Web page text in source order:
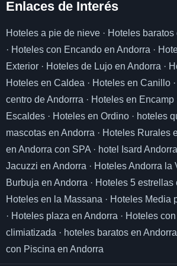
Enlaces de Interés
Hoteles a pie de nieve · Hoteles
· Hoteles con Encando en Andorra ·
Exterior · Hoteles de Lujo en Andorra ·
Hoteles en Caldea · Hoteles en Canillo ·
centro de Andorrra · Hoteles en Encamp
Escaldes · Hoteles en Ordino · hoteles
mascotas en Andorra · Hoteles Rurales
en Andorra con SPA · hotel Isard Andorra
Jacuzzi en Andorra · Hoteles Andorra la
Burbuja en Andorra · Hoteles 5 estrellas
Hoteles en la Massana · Hoteles Media
· Hoteles plaza en Andorra · Hoteles
climiatizada · hoteles baratos en
con Piscina en Andorra